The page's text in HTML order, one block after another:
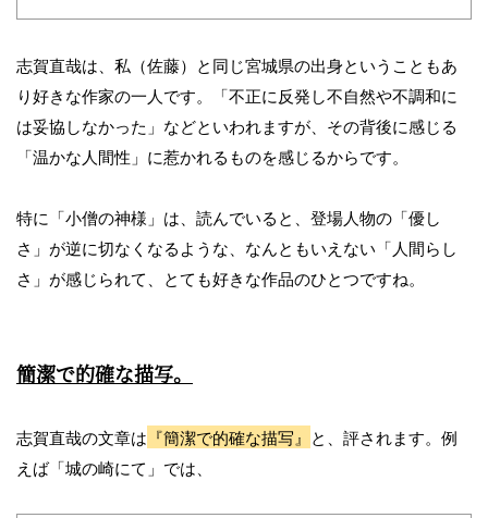
志賀直哉は、私（佐藤）と同じ宮城県の出身ということもあ
り好きな作家の一人です。「不正に反発し不自然や不調和に
は妥協しなかった」などといわれますが、その背後に感じる
「温かな人間性」に惹かれるものを感じるからです。
特に「小僧の神様」は、読んでいると、登場人物の「優し
さ」が逆に切なくなるような、なんともいえない「人間らし
さ」が感じられて、とても好きな作品のひとつですね。
簡潔で的確な描写。
志賀直哉の文章は 『簡潔で的確な描写』 と、評されます。例
えば「城の崎にて」では、